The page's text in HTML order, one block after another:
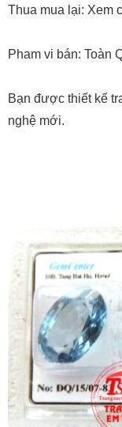
Thua mua lại: Xem
Pham vi bán: Toàn
Bạn được thiết kế
nghệ mới.